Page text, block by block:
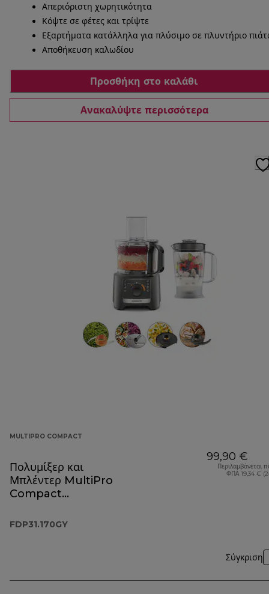
Απεριόριστη χωρητικότητα
Κόψτε σε φέτες και τρίψτε
Εξαρτήματα κατάλληλα για πλύσιμο σε πλυντήριο
Αποθήκευση καλωδίου
Προσθήκη στο καλάθι
Ανακαλύψτε περισσότερα
MULTIPRO COMPACT
Πολυμίξερ και
Μπλέντερ MultiPro
Compact
FDP31.170GY
99,90 €
Περιλαμβάνεται
ΦΠΑ 19,34 €
Σύγκριση